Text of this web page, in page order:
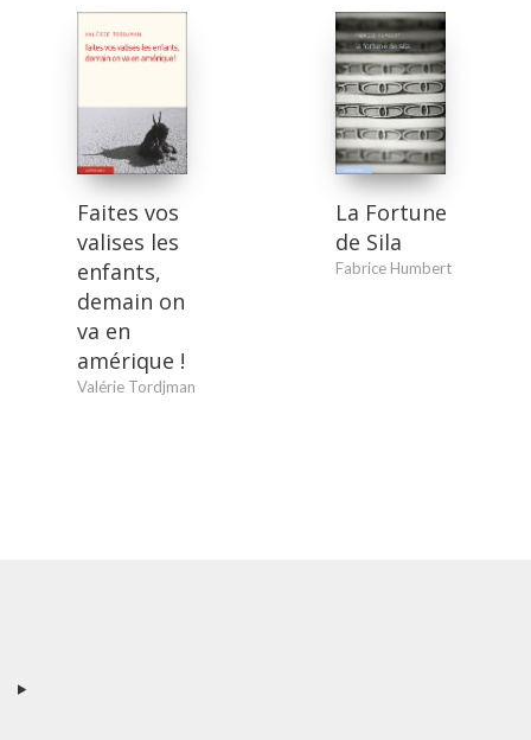
Faites vos
valises les
enfants,
demain on
va en
amérique !
Valérie Tordjman
La Fortune
de Sila
Fabrice Humbert